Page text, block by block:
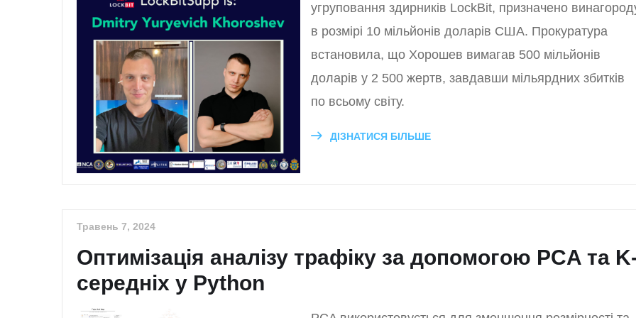
угруповання здирників LockBit, призначено
в розмірі 10 мільйонів доларів США. Прокуратура
встановила, що Хорошев вимагав 500 мільйонів
доларів у 2 500 жертв, завдавши мільярдних збитків
по всьому світу.
ДІЗНАТИСЯ БІЛЬШЕ
Травень 7, 2024
Оптимізація аналізу трафіку за допомогою PCA та
середніх у Python